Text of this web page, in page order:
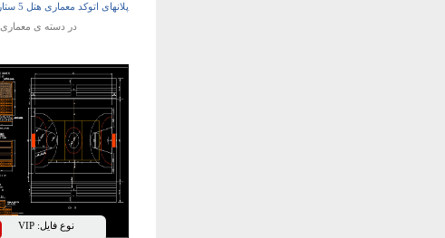
پلانهای اتوکد معماری هتل 5 ستاره گردشگری
در دسته ی معماری
نوع فایل: VIP